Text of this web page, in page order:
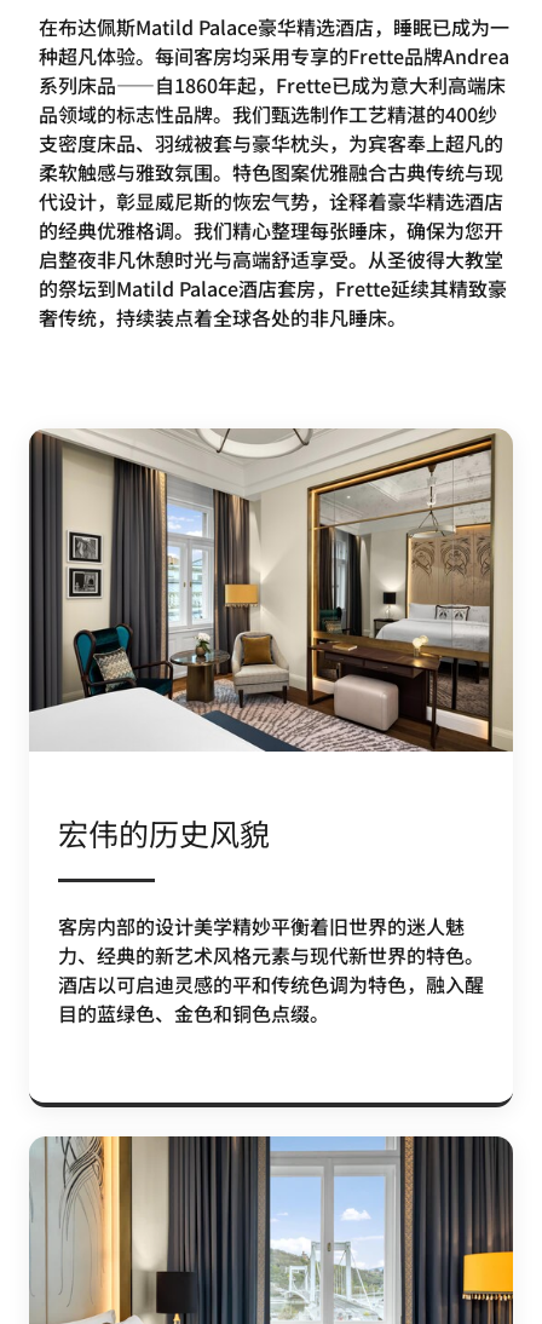
在布达佩斯Matild Palace豪华精选酒店，睡眠已成为一
种超凡体验。每间客房均采用专享的Frette品牌Andrea
系列床品——自1860年起，Frette已成为意大利高端床
品领域的标志性品牌。我们甄选制作工艺精湛的400纱
支密度床品、羽绒被套与豪华枕头，为宾客奉上超凡的
柔软触感与雅致氛围。特色图案优雅融合古典传统与现
代设计，彰显威尼斯的恢宏气势，诠释着豪华精选酒店
的经典优雅格调。我们精心整理每张睡床，确保为您开
启整夜非凡休憩时光与高端舒适享受。从圣彼得大教堂
的祭坛到Matild Palace酒店套房，Frette延续其精致豪
奢传统，持续装点着全球各处的非凡睡床。
宏伟的历史风貌
客房内部的设计美学精妙平衡着旧世界的迷人魅
力、经典的新艺术风格元素与现代新世界的特色。
酒店以可启迪灵感的平和传统色调为特色，融入醒
目的蓝绿色、金色和铜色点缀。